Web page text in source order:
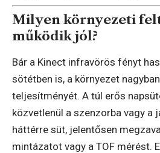
Milyen környezeti
működik jól?
Bár a Kinect infravörös fényt
sötétben is, a környezet
teljesítményét. A túl erős
közvetlenül a szenzorba vagy a
háttérre süt, jelentősen
mintázatot vagy a TOF mérést.